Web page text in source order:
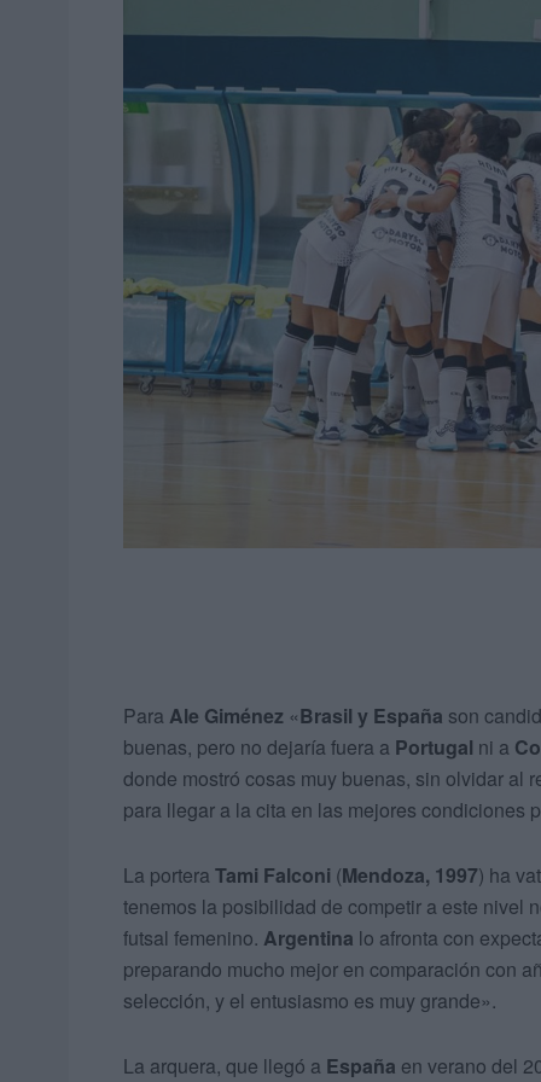
Para Ale Giménez «Brasil y España son
buenas, pero no dejaría fuera a Portugal ni a
donde mostró cosas muy buenas, sin olvidar al
para llegar a la cita en las mejores condiciones
La portera Tami Falconi (Mendoza, 1997) ha
tenemos la posibilidad de competir a este nivel
futsal femenino. Argentina lo afronta con
preparando mucho mejor en comparación con
selección, y el entusiasmo es muy grande».
La arquera, que llegó a España en verano del